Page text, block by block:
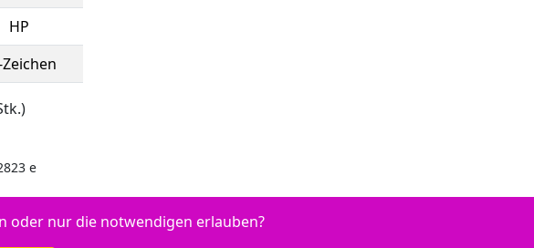
HP
Zeichen
e
Envy Pro 6458 - HP Envy Pro 6454 - HP DeskJet 2721 e - HP DeskJet
oder nur die notwendigen erlauben?